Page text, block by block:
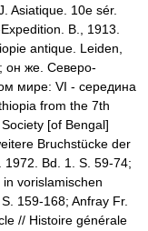
Asiatique. 10e sér.
B., 1913.
antique. Leiden,
же. Северо-
мире: VI - середина
from the 7th
[of Bengal]
Bruchstücke der
1972. Bd. 1. S. 59-74;
vorislamischen
159-168; Anfray Fr.
// Histoire générale